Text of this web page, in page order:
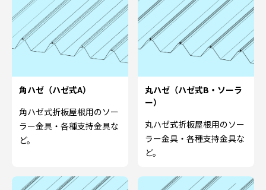
角ハゼ（ハゼ式A）
角ハゼ式折板屋根用のソー
ラー金具・各種支持金具な
ど。
丸ハゼ（ハゼ式B・ソーラ
ー）
丸ハゼ式折板屋根用のソー
ラー金具・各種支持金具な
ど。